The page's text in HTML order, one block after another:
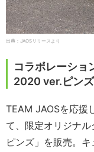
出典：JAOSリリースより
コラボレーショ
2020 ver.ピンズ
TEAM JAOSを応援
て、限定オリジナ
ピンズ」を販売。